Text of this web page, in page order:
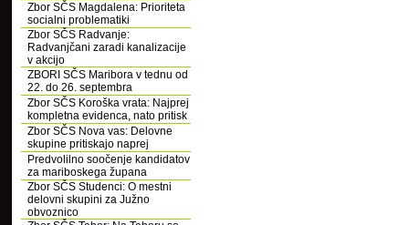
Zbor SČS Magdalena: Prioriteta
socialni problematiki
Zbor SČS Radvanje:
Radvanjčani zaradi kanalizacije
v akcijo
ZBORI SČS Maribora v tednu od
22. do 26. septembra
Zbor SČS Koroška vrata: Najprej
kompletna evidenca, nato pritisk
Zbor SČS Nova vas: Delovne
skupine pritiskajo naprej
Predvolilno soočenje kandidatov
za mariboskega župana
Zbor SČS Studenci: O mestni
delovni skupini za Južno
obvoznico